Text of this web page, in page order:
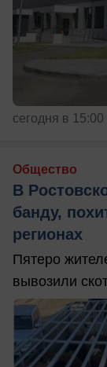
сегодня в 15:00
Общество
В
банду,
регионах
Пятеро
вывозили